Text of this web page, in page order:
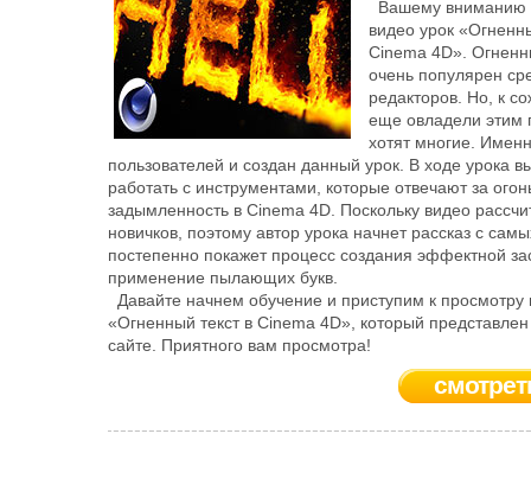
Вашему вниманию
видео урок
Cinema 4D».
очень популярен
редакторов. Но, к
еще овладели этим
хотят многие.
пользователей и создан данный урок. В ходе урока
работать с инструментами, которые отвечают за
задымленность в Cinema 4D. Поскольку видео
новичков, поэтому автор урока начнет рассказ с
постепенно покажет процесс создания эффектной
применение пылающих букв.
Давайте начнем обучение и приступим к просмотру
«Огненный текст в Cinema 4D», который
сайте. Приятного вам просмотра!